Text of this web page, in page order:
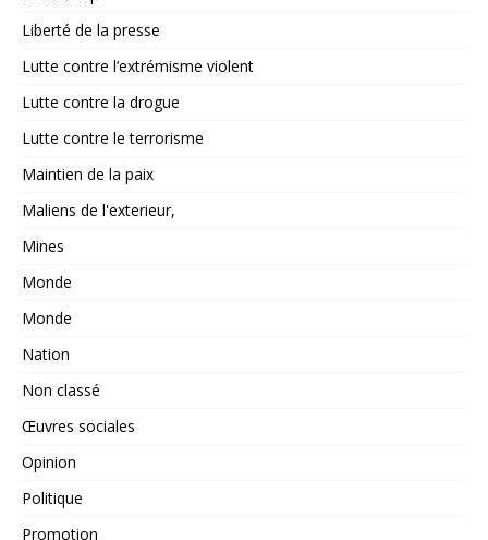
Liberté de la presse
Lutte contre l’extrémisme violent
Lutte contre la drogue
Lutte contre le terrorisme
Maintien de la paix
Maliens de l'exterieur,
Mines
Monde
Monde
Nation
Non classé
Œuvres sociales
Opinion
Politique
Promotion